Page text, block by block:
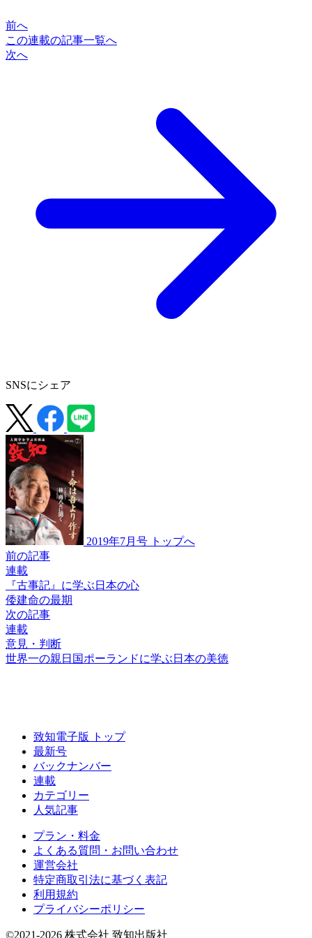
前へ
この連載の記事一覧へ
次へ
SNSにシェア
2019年7月号 トップへ
前の記事
連載
『古事記』に学ぶ日本の心
倭建命の最期
次の記事
連載
意見・判断
世界一の親日国ポーランドに学ぶ日本の美徳
致知電子版 トップ
最新号
バックナンバー
連載
カテゴリー
人気記事
プラン・料金
よくある質問・お問い合わせ
運営会社
特定商取引法に基づく表記
利用規約
プライバシーポリシー
©2021-2026 株式会社 致知出版社